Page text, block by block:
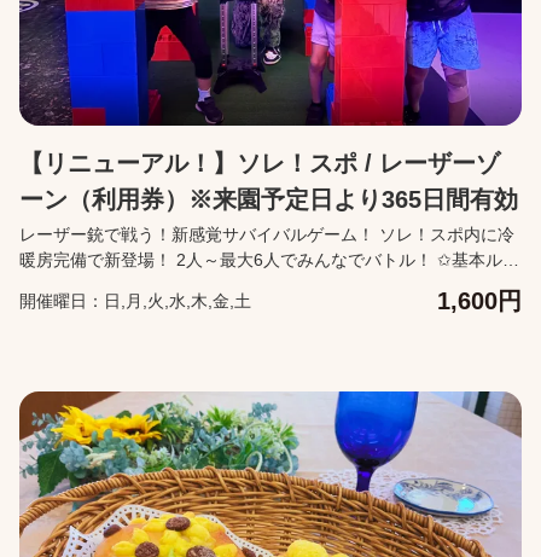
【リニューアル！】ソレ！スポ / レーザーゾ
ーン（利用券）※来園予定日より365日間有効
レーザー銃で戦う！新感覚サバイバルゲーム！ ソレ！スポ内に冷
暖房完備で新登場！ 2人～最大6人でみんなでバトル！ ✩基本ルー
ル✩ 2チームに分かれて戦います！倒されたり、タマ切れになった
ら回復ポイントのボタンを押しましょう！ 5分間の倒された数・
現地受付・券売機（キャッシュレス可）で承ります。 【営業時
間】 平日 10:00～16:30（最終受付 16:30） 土日祝 10:00～
17:00（最終受付 17:00） 【購入に関して】 カレンダーより来園
予定日を指定して購入ください。 来園予定日当日に利用できなか
った場合でも、来園予定日から365日後までチケットは有効です。
チケットの購入をキャンセルしたい場合は、来園予定日の前日
開催曜日：日,月,火,水,木,金,土 1,600円